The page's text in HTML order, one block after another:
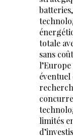
totale
sans
limités